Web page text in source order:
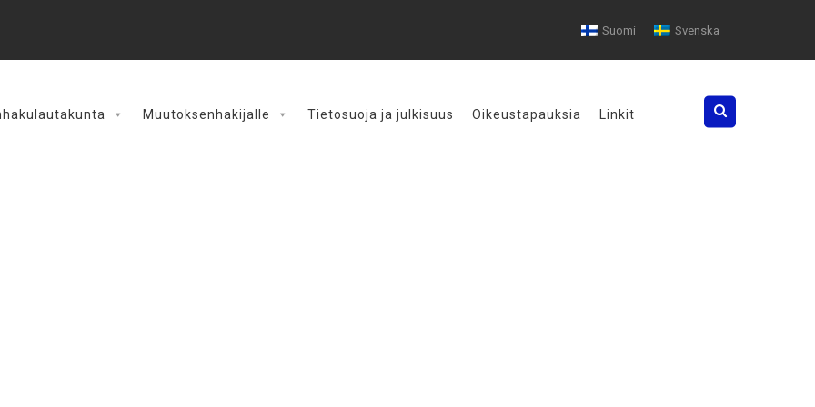
Suomi Svenska
Search
Muutoksenhakijalle Tietosuoja ja julkisuus Oikeustapauksia Linkit